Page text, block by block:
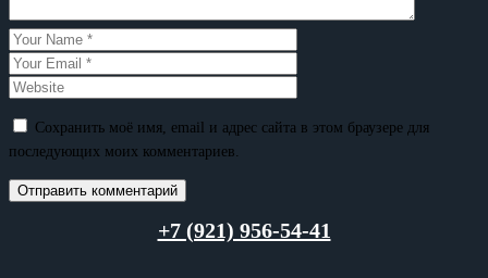
Сохранить моё имя, email и адрес сайта в этом браузере для
последующих моих комментариев.
+7 (921) 956-54-41